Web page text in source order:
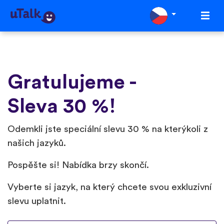
Gratulujeme -
Sleva 30 %!
Odemkli jste speciální slevu 30 % na kterýkoli z
našich jazyků.
Pospěšte si! Nabídka brzy skončí.
Vyberte si jazyk, na který chcete svou exkluzivní
slevu uplatnit.